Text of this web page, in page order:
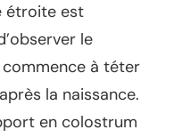
étroite est
le
commence à téter
la naissance.
en colostrum